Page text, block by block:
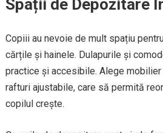
Spații de Depozitare
Copiii au nevoie de mult spațiu
cărțile și hainele. Dulapurile și
practice și accesibile. Alege
rafturi ajustabile, care să permită
copilul crește.